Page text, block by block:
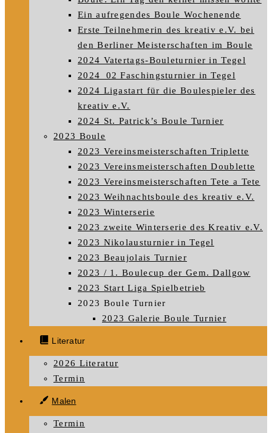
Ein aufregendes Boule Wochenende
Erste Teilnehmerin des kreativ e.V. bei
den Berliner Meisterschaften im Boule
2024 Vatertags-Bouleturnier in Tegel
2024_02 Faschingsturnier in Tegel
2024 Ligastart für die Boulespieler des
kreativ e.V.
2024 St. Patrick’s Boule Turnier
2023 Boule
2023 Vereinsmeisterschaften Triplette
2023 Vereinsmeisterschaften Doublette
2023 Vereinsmeisterschaften Tete a Tete
2023 Weihnachtsboule des kreativ e.V.
2023 Winterserie
2023 zweite Winterserie des Kreativ e.V.
2023 Nikolausturnier in Tegel
2023 Beaujolais Turnier
2023 / 1. Boulecup der Gem. Dallgow
2023 Start Liga Spielbetrieb
2023 Boule Turnier
2023 Galerie Boule Turnier
Literatur
2026 Literatur
Termin
Malen
Termin